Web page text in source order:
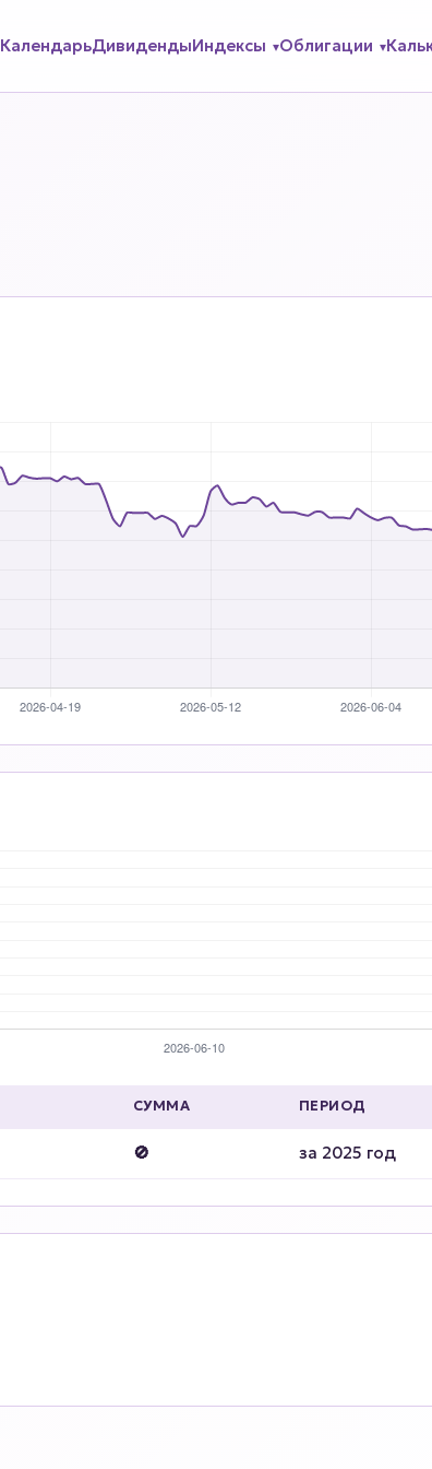
КалендарьДивидендыИндексы Облигации
СУММА ПЕРИОД
🚫 за 2025 год